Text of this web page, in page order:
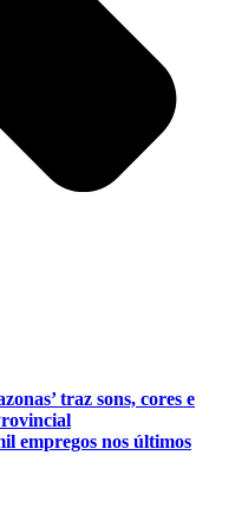
traz sons, cores e
empregos nos últimos